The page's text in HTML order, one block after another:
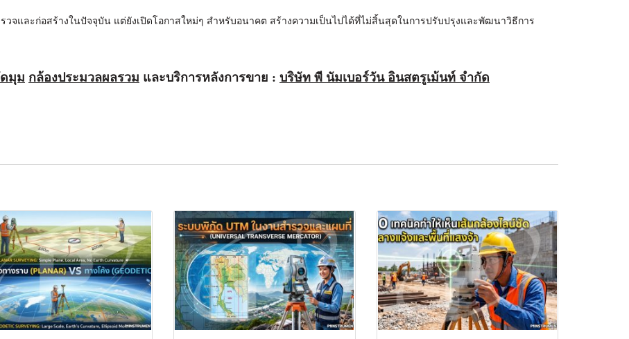
จและก่อสร้างในปัจจุบัน แต่ยังเปิดโอกาสใหม่ๆ สำหรับอนาคต สร้างความเป็นไปได้ที่ไม่สิ้นสุดในการปรับปรุงและพัฒนาวิธีการ
มุม กล้องประมวลผลรวม และบริการหลังการขาย : บริษัท พี นัมเบอร์วัน อินสตรูเม้นท์ จำกัด